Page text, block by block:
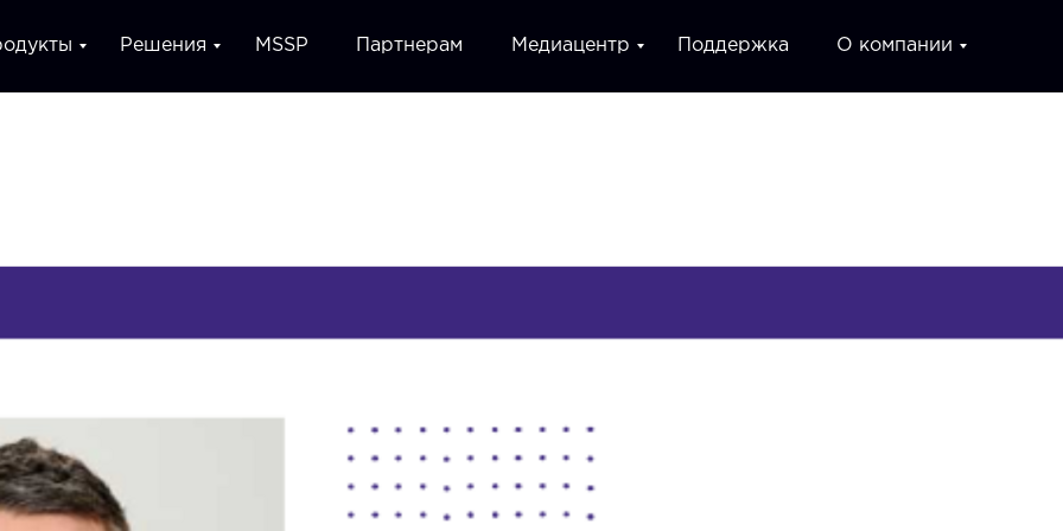
Решения MSSP Партнерам Медиацентр Поддержка О компании